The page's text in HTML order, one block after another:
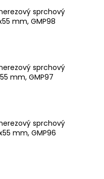
nerezový sprchový
mm, GMP98
nerezový sprchový
mm, GMP97
nerezový sprchový
mm, GMP96